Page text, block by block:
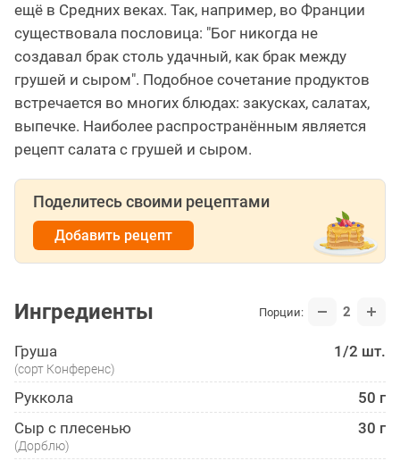
ещё в Средних веках. Так, например, во Франции
существовала пословица: "Бог никогда не
создавал брак столь удачный, как брак между
грушей и сыром". Подобное сочетание продуктов
встречается во многих блюдах: закусках, салатах,
выпечке. Наиболее распространённым является
рецепт салата с грушей и сыром.
Поделитесь своими рецептами
Добавить рецепт
Ингредиенты Порции: 2
Груша 1/2 шт.
(сорт Конференc)
Руккола
50 г
Сыр с плесенью
30 г
(Дорблю)